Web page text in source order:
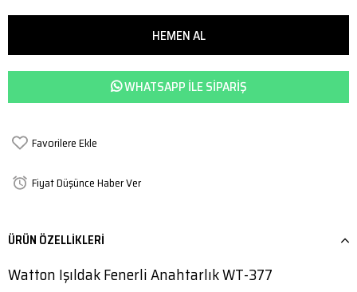
WHATSAPP ILE SIPARIŞ
Favorilere Ekle
Fiyat Düşünce Haber Ver
ÜRÜN ÖZELLIKLERI
Watton Işıldak Fenerli Anahtarlık WT-377